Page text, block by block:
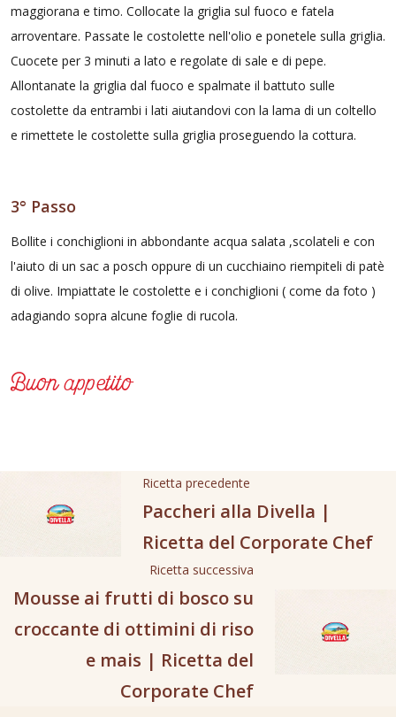
maggiorana e timo. Collocate la griglia sul fuoco e fatela
arroventare. Passate le costolette nell'olio e ponetele sulla griglia.
Cuocete per 3 minuti a lato e regolate di sale e di pepe.
Allontanate la griglia dal fuoco e spalmate il battuto sulle
costolette da entrambi i lati aiutandovi con la lama di un coltello
e rimettete le costolette sulla griglia proseguendo la cottura.
3° Passo
Bollite i conchiglioni in abbondante acqua salata ,scolateli e con
l'aiuto di un sac a posch oppure di un cucchiaino riempiteli di patè
di olive. Impiattate le costolette e i conchiglioni ( come da foto )
adagiando sopra alcune foglie di rucola.
Buon appetito
Ricetta precedente
Paccheri alla Divella |
Ricetta del Corporate Chef
Ricetta successiva
Mousse ai frutti di bosco su
croccante di ottimini di riso
e mais | Ricetta del
Corporate Chef